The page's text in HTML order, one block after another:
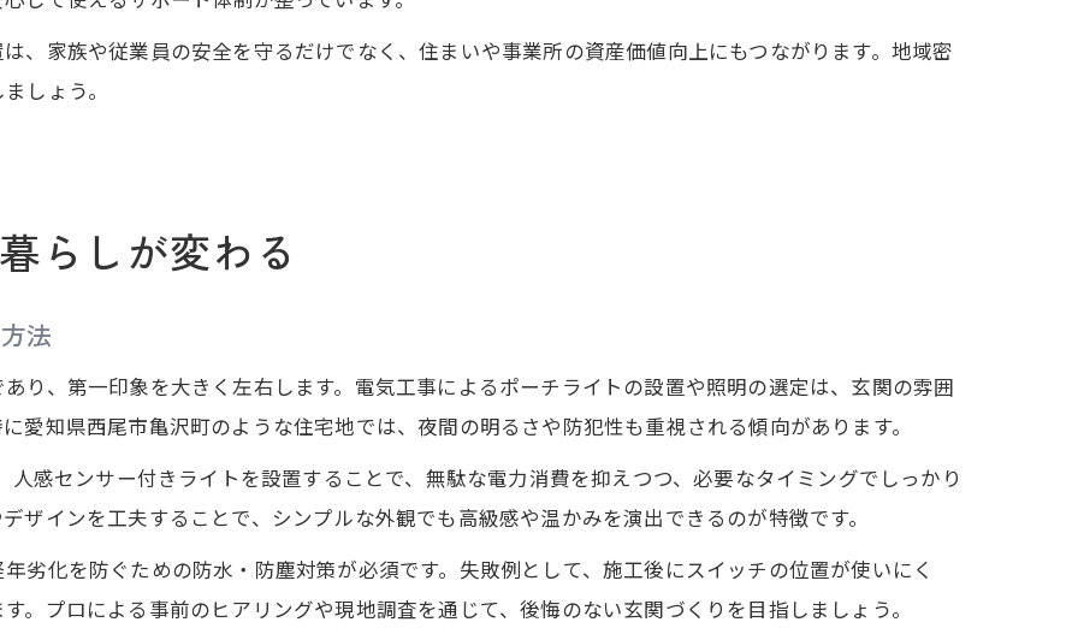
、家族や従業員の安全を守るだけでなく、住まいや事業所の資産価値向上にもつながります。地域密
しょう。
らしが変わる
法
り、第一印象を大きく左右します。電気工事によるポーチライトの設置や照明の選定は、玄関の雰囲
愛知県西尾市亀沢町のような住宅地では、夜間の明るさや防犯性も重視される傾向があります。
人感センサー付きライトを設置することで、無駄な電力消費を抑えつつ、必要なタイミングでしっかり
ザインを工夫することで、シンプルな外観でも高級感や温かみを演出できるのが特徴です。
劣化を防ぐための防水・防塵対策が必須です。失敗例として、施工後にスイッチの位置が使いにく
。プロによる事前のヒアリングや現地調査を通じて、後悔のない玄関づくりを目指しましょう。